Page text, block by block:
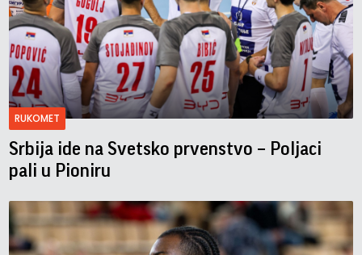
RUKOMET
Srbija ide na Svetsko prvenstvo – Poljaci
pali u Pioniru